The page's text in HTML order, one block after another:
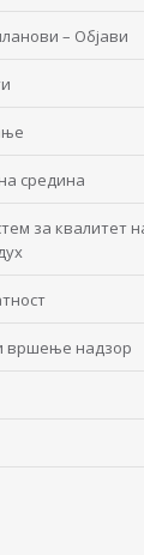
– Објави
средина
за квалитет
вршење надзор